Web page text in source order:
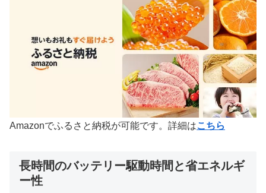
Amazonでふるさと納税が可能です。詳細はこちら
長時間のバッテリー駆動時間と省エネルギ
ー性